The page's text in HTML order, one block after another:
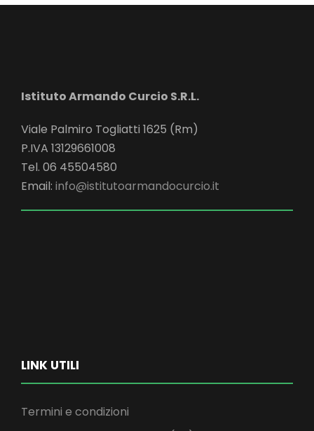
Istituto Armando Curcio S.R.L.
Viale Palmiro Togliatti 1625 (Rm)
P.IVA 13129661008
Tel. 06 45504580
Email: info@istitutoarmandocurcio.it
LINK UTILI
Termini e condizioni